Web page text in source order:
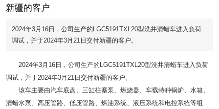
新疆的客户
2024年3月16日，公司生产的LGC5191TXL20型洗井清蜡车进入负荷
调试，并于2024年3月21日交付新疆的客户。
2024年3月16日，公司生产的LGC5191TXL20型洗井清蜡车进入负荷
调试，并于2024年3月21日交付新疆的客户。
该车主要由汽车底盘、三缸柱塞泵、燃烧器、车载特种锅炉、水箱、
清蜡水泵、高压管路、低压管路、燃油系统、液压系统和电控系统等组